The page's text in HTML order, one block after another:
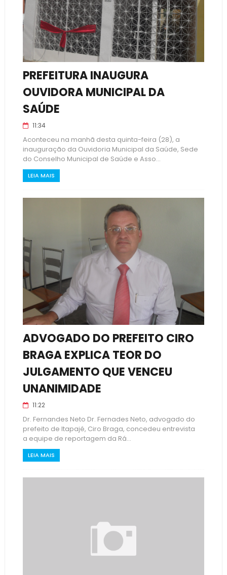
PREFEITURA INAUGURA
OUVIDORA MUNICIPAL DA
SAÚDE
11:34
Aconteceu na manhã desta quinta-feira (28), a
inauguração da Ouvidoria Municipal da Saúde, Sede
do Conselho Municipal de Saúde e Asso...
LEIA MAIS
ADVOGADO DO PREFEITO CIRO
BRAGA EXPLICA TEOR DO
JULGAMENTO QUE VENCEU
UNANIMIDADE
11:22
Dr. Fernandes Neto Dr. Fernades Neto, advogado do
prefeito de Itapajé, Ciro Braga, concedeu entrevista
a equipe de reportagem da Rá...
LEIA MAIS